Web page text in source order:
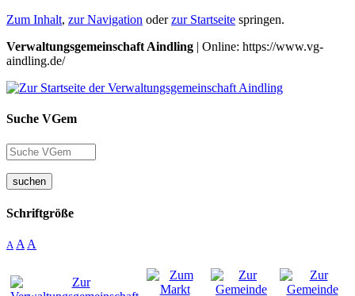
Zum Inhalt, zur Navigation oderzur Startseite springen.
Verwaltungsgemeinschaft Aindling | Online: https://www.vg-
aindling.de/
Suche VGem
suchen
Schriftgröße
A A A